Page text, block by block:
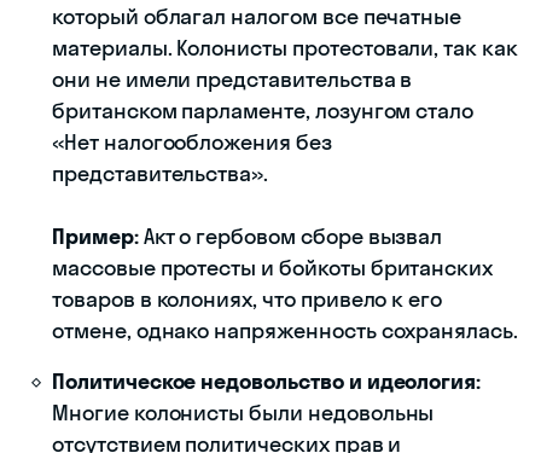
который облагал налогом все печатные
материалы. Колонисты протестовали, так как
они не имели представительства в
британском парламенте, лозунгом стало
«Нет налогообложения без
представительства».
Пример:Акт о гербовом сборе вызвал
массовые протесты и бойкоты британских
товаров в колониях, что привело к его
отмене, однако напряженность сохранялась.
Политическое недовольство и идеология:
Многие колонисты были недовольны
отсутствием политических прав и